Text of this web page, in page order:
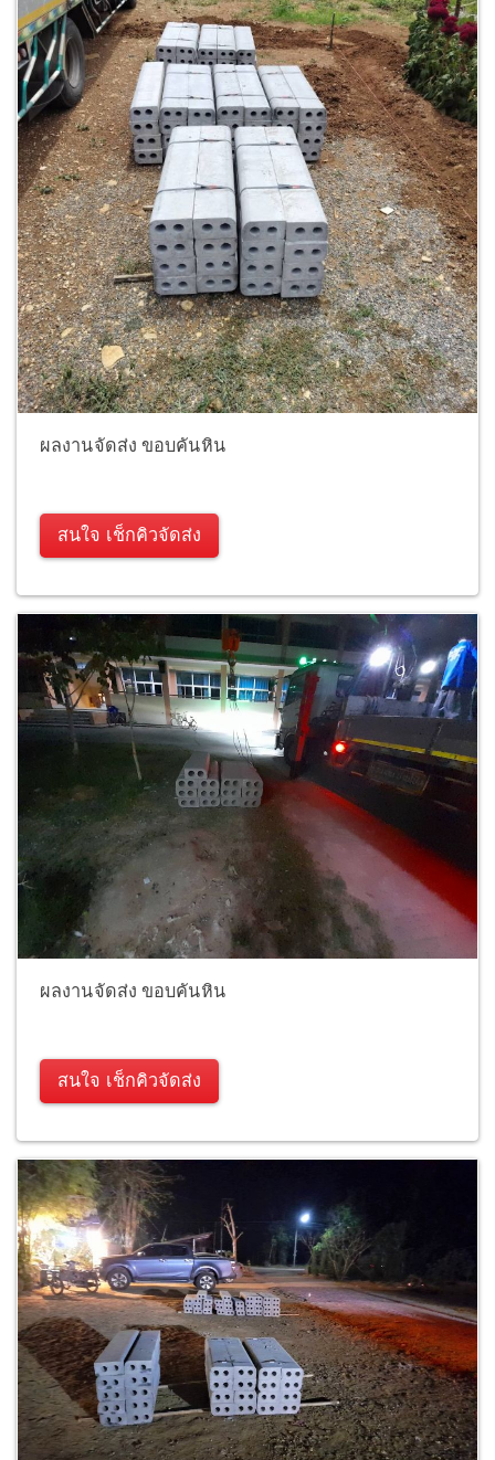
ผลงานจัดส่ง ขอบคันหิน
สนใจ เช็กคิวจัดส่ง
ผลงานจัดส่ง ขอบคันหิน
สนใจ เช็กคิวจัดส่ง